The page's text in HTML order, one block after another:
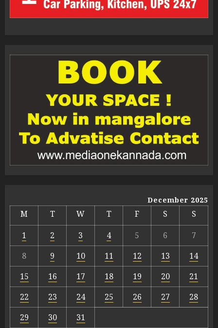
December 2025
M T W T F S
S
1
2 3 4 5 6
7
8
9 10 11 12 13
14
15
16 17 18 19 20
21
22
23 24 25 26 27
28
29
30 31